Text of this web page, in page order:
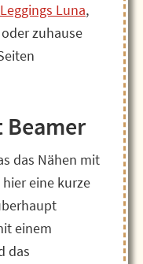
Luna,
zuhause
das Nähen mit
eine kurze
einem
das